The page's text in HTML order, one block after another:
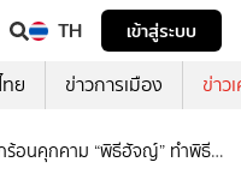
TH
เข้าสู่ระบบ
ทย ข่าวการเมือง ข่าว
ร้อนคุกคาม “พิธีฮัจญ์” ทำพิธี